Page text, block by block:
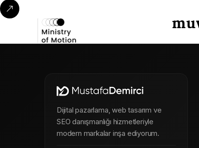
Dijital pazarlama, web tasarım ve
SEO danışmanlığı hizmetleriyle
modern markalar inşa ediyorum.